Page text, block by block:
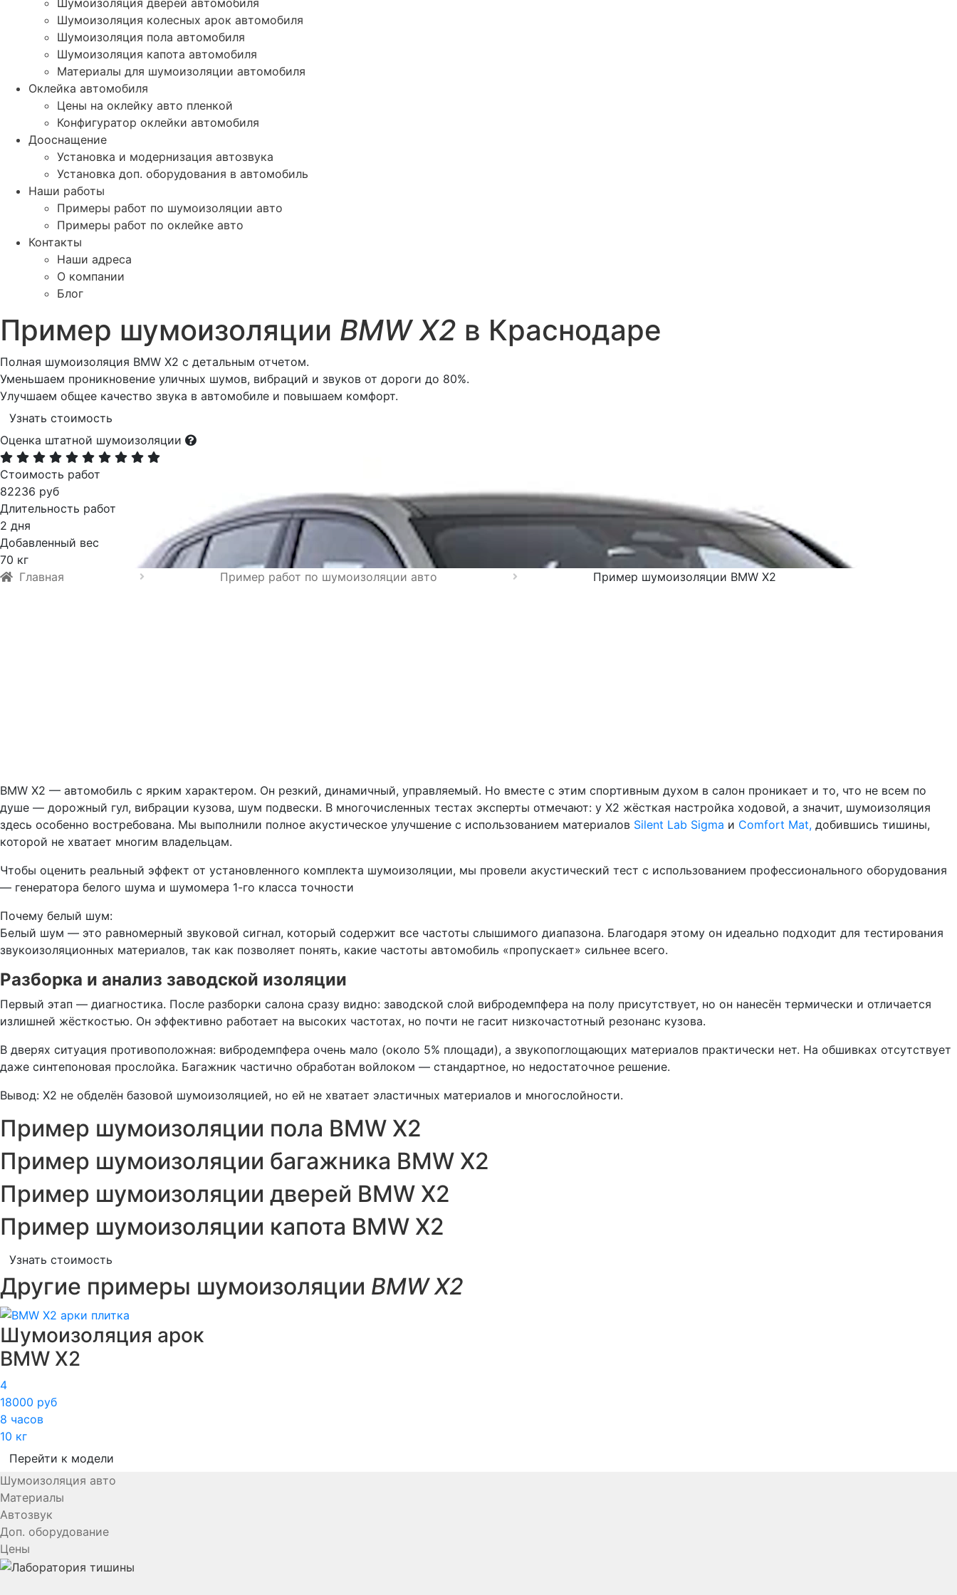
Шумоизоляция колесных арок автомобиля
Шумоизоляция пола автомобиля
Шумоизоляция капота автомобиля
Материалы для шумоизоляции автомобиля
Оклейка автомобиля
Цены на оклейку авто пленкой
Конфигуратор оклейки автомобиля
Дооснащение
Установка и модернизация автозвука
Установка доп. оборудования в автомобиль
Наши работы
Примеры работ по шумоизоляции авто
Примеры работ по оклейке авто
Контакты
Наши адреса
О компании
Блог
Пример шумоизоляции BMW X2 в Краснодаре
Полная шумоизоляция BMW X2 с детальным отчетом.
Уменьшаем проникновение уличных шумов, вибраций и звуков от дороги до 80%.
Улучшаем общее качество звука в автомобиле и повышаем комфорт.
Узнать стоимость
Оценка штатной шумоизоляции
Стоимость работ
82236 руб
Длительность работ
2 дня
Добавленный вес
70 кг
Главная
Пример работ по шумоизоляции авто Пример шумоизоляции BMW X2
BMW X2 — автомобиль с ярким характером. Он резкий, динамичный, управляемый. Но вместе с этим спортивным духом в салон проникает и то, что не всем по
душе — дорожный гул, вибрации кузова, шум подвески. В многочисленных тестах эксперты отмечают: у X2 жёсткая настройка ходовой, а значит, шумоизоляция
здесь особенно востребована. Мы выполнили полное акустическое улучшение с использованием материалов Silent Lab Sigma и Comfort Mat, добившись тишины,
которой не хватает многим владельцам.
Чтобы оценить реальный эффект от установленного комплекта шумоизоляции, мы провели акустический тест с использованием профессионального оборудования
— генератора белого шума и шумомера 1-го класса точности
Почему белый шум:
Белый шум — это равномерный звуковой сигнал, который содержит все частоты слышимого диапазона. Благодаря этому он идеально подходит для тестирования
звукоизоляционных материалов, так как позволяет понять, какие частоты автомобиль «пропускает» сильнее всего.
Разборка и анализ заводской изоляции
Первый этап — диагностика. После разборки салона сразу видно: заводской слой вибродемпфера на полу присутствует, но он нанесён термически и отличается
излишней жёсткостью. Он эффективно работает на высоких частотах, но почти не гасит низкочастотный резонанс кузова.
В дверях ситуация противоположная: вибродемпфера очень мало (около 5% площади), а звукопоглощающих материалов практически нет. На обшивках отсутствует
даже синтепоновая прослойка. Багажник частично обработан войлоком — стандартное, но недостаточное решение.
Вывод: X2 не обделён базовой шумоизоляцией, но ей не хватает эластичных материалов и многослойности.
Пример шумоизоляции пола BMW X2
Пример шумоизоляции багажника BMW X2
Пример шумоизоляции дверей BMW X2
Пример шумоизоляции капота BMW X2
Узнать стоимость
Другие примеры шумоизоляции BMW X2
Шумоизоляция арок
BMW X2
4
18000 руб
8 часов
10 кг
Перейти к модели
Шумоизоляция авто
Материалы
Автозвук
Доп. оборудование
Цены